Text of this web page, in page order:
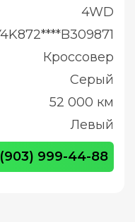
4WD
Кроссовер
Серый
52 000 км
Левый
999-44-88